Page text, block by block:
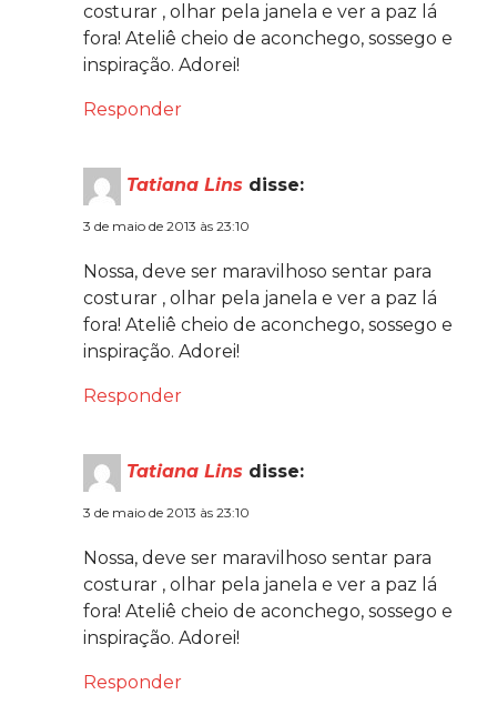
costurar , olhar pela janela e ver a paz lá
fora! Ateliê cheio de aconchego, sossego e
inspiração. Adorei!
Responder
Tatiana Lins disse:
3 de maio de 2013 às 23:10
Nossa, deve ser maravilhoso sentar para
costurar , olhar pela janela e ver a paz lá
fora! Ateliê cheio de aconchego, sossego e
inspiração. Adorei!
Responder
Tatiana Lins disse:
3 de maio de 2013 às 23:10
Nossa, deve ser maravilhoso sentar para
costurar , olhar pela janela e ver a paz lá
fora! Ateliê cheio de aconchego, sossego e
inspiração. Adorei!
Responder